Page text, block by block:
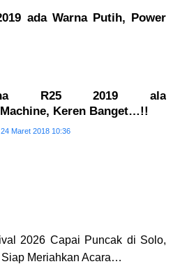
ada Warna Putih, Power
R25 2019 ala
Keren Banget…!!
Maret 2018 10:36
2026 Capai Puncak di Solo,
Meriahkan Acara…